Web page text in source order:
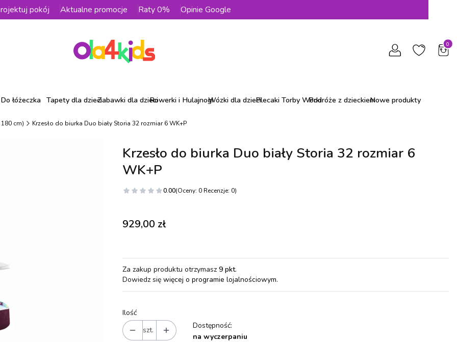
pokój Aktualne promocje Raty 0% Opinie Google
Do łóżeczka Tapety dla dzieciZabawki dla dzieciRowerki i HulajnogiWózki dla dzieciPlecaki Torby WorkiPodróże z dzieckiemNowe produkty
cm) Krzesło do biurka Duo biały Storia 32 rozmiar 6 WK+P
Krzesło do biurka Duo biały Storia 32 rozmiar 6
WK+P
0.00(Oceny: 0 Recenzje: 0)
Cena
929,00 zł
Za zakup produktu otrzymasz 9 pkt.
Dowiedz się więcej o programie lojalnościowym.
Ilość
szt.
Dostępność:
na wyczerpaniu